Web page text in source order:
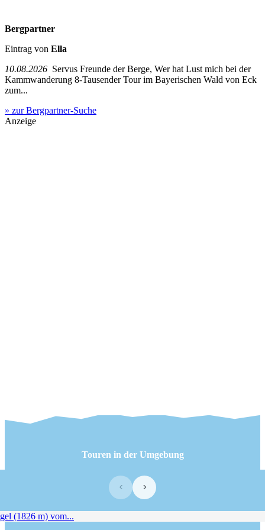
Bergpartner
Eintrag von Ella
10.08.2026 Servus Freunde der Berge, Wer hat Lust mich bei der
Kammwanderung 8-Tausender Tour im Bayerischen Wald von Eck
zum...
» zur Bergpartner-Suche
Anzeige
Touren in der Umgebung
‹ ›